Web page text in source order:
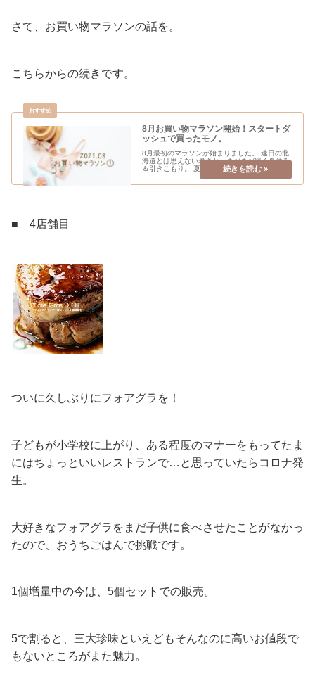
さて、お買い物マラソンの話を。
こちらからの続きです。
8月お買い物マラソン開始！スタートダ
ッシュで買ったモノ。
8月最初のマラソンが始まりました。 連日の北
海道とは思えない暑さと、まだまだ続く夏休み
＆引きこもり。 夏を乗り切るものや、家事をラ
定です。 まずは、スタートダッシュで購入した
■ 4店舗目
ついに久しぶりにフォアグラを！
子どもが小学校に上がり、ある程度のマナーをもってたま
にはちょっといいレストランで…と思っていたらコロナ発
生。
大好きなフォアグラをまだ子供に食べさせたことがなかっ
たので、おうちごはんで挑戦です。
1個増量中の今は、5個セットでの販売。
5で割ると、三大珍味といえどもそんなのに高いお値段で
もないところがまた魅力。